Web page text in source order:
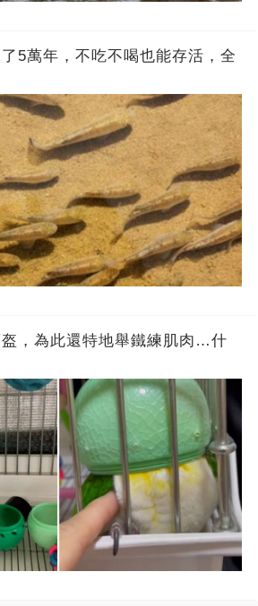
5萬年，不吃不喝也能存活，全
，為此還特地舉鐵練肌肉…什